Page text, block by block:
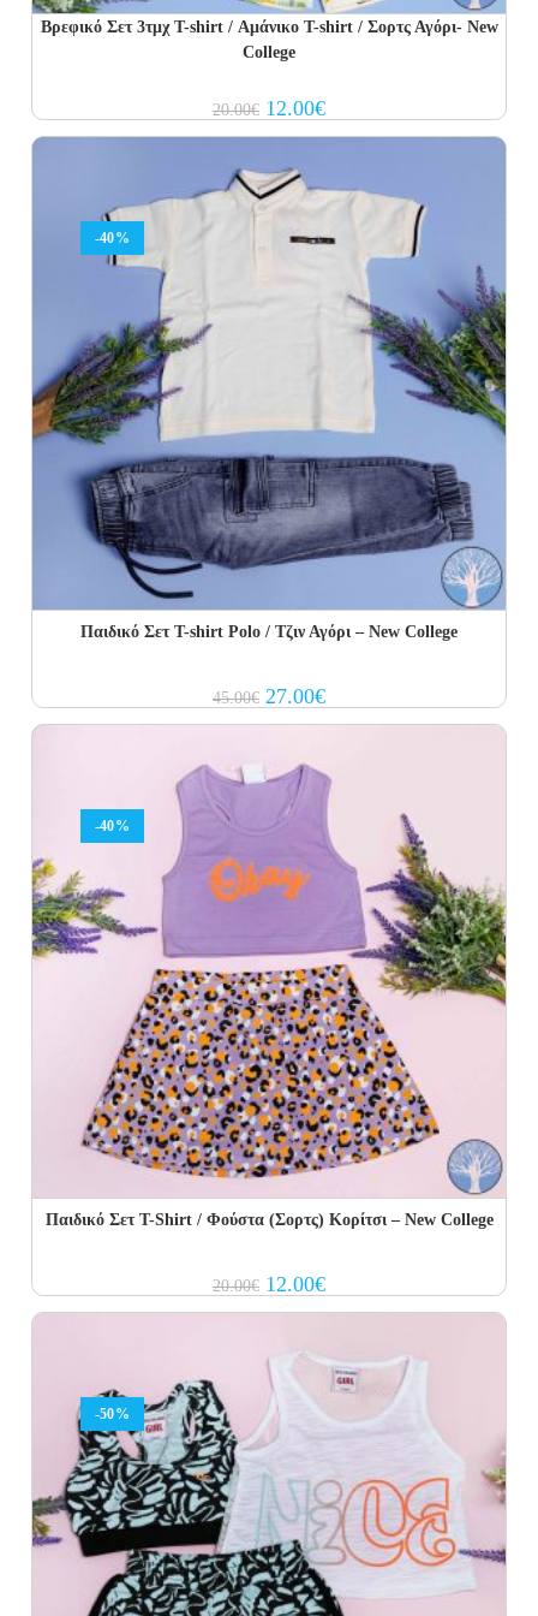
Βρεφικό Σετ 3τμχ T-shirt / Αμάνικο T-shirt / Σορτς Αγόρι- New
College
20.00€ Original
price
was:
12.00€Current
price
is:
-40%
Παιδικό Σετ Τ-shirt Polo / Τζιν Αγόρι – New College
45.00€ Original
price
was:
27.00€Current
price
is:
-40%
Παιδικό Σετ Τ-Shirt / Φούστα (Σορτς) Κορίτσι – Νew College
20.00€ Original
price
was:
12.00€Current
price
is:
-50%